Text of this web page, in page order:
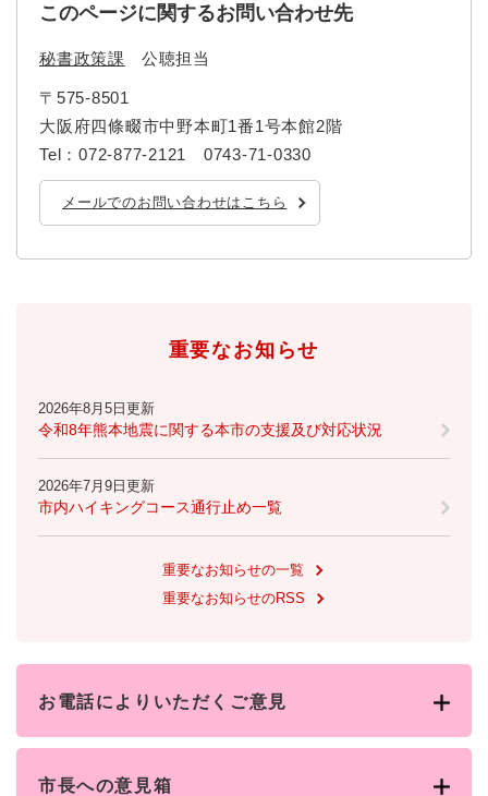
このページに関するお問い合わせ先
秘書政策課 公聴担当
〒575-8501
大阪府四條畷市中野本町1番1号本館2階
Tel：072-877-2121 0743-71-0330
メールでのお問い合わせはこちら
重要なお知らせ
2026年8月5日更新
令和8年熊本地震に関する本市の支援及び対応状況
2026年7月9日更新
市内ハイキングコース通行止め一覧
重要なお知らせの一覧
重要なお知らせのRSS
お電話によりいただくご意見
市長への意見箱